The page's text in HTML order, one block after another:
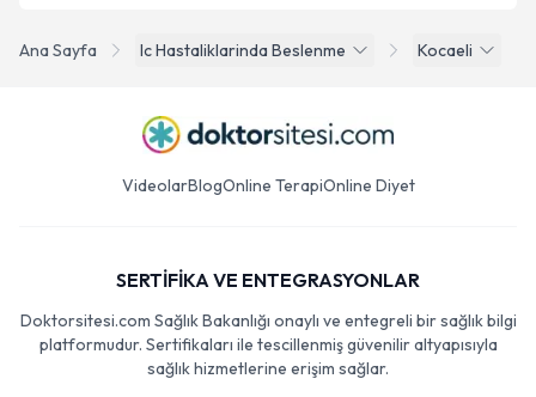
Ana Sayfa Ic Hastaliklarinda Beslenme Kocaeli
VideolarBlogOnline TerapiOnline Diyet
SERTİFİKA VE ENTEGRASYONLAR
Doktorsitesi.com Sağlık Bakanlığı onaylı ve entegreli bir sağlık bilgi
platformudur. Sertifikaları ile tescillenmiş güvenilir altyapısıyla
sağlık hizmetlerine erişim sağlar.